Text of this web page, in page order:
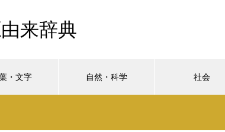
来辞典
・文字 自然・科学 社会